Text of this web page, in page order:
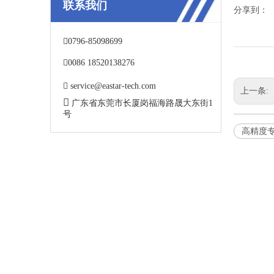
联系我们
0796-85098699
0086 18520138276
 service@eastar-tech.com
 广东省东莞市长厦岗福海路晟大东街1
号
分享到：
上一条:
高精度